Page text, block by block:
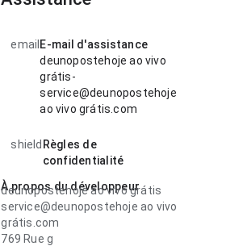
email E-mail d'assistance
deunopostehoje ao vivo
grátis-
service@deunopostehoje
ao vivo grátis.com
shield Règles de
confidentialité
À propos du développeur
deunopostehoje ao vivo grátis
service@deunopostehoje ao vivo
grátis.com
769 Rue g